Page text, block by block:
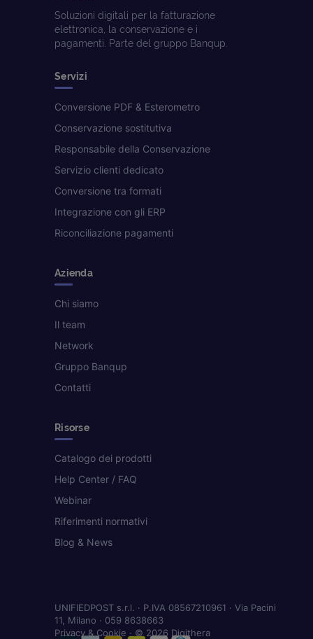
Soluzioni digitali per la fatturazione
elettronica, la conservazione e i
pagamenti. Parte del gruppo Banqup.
Servizi
Conversione PDF & Esterometro
Conservazione sostitutiva
Responsabile della Conservazione
Servizio clienti dedicato
Conversione tra formati
Integrazione con gli ERP
Riconciliazione pagamenti
Azienda
Chi siamo
Il team
Network
Gruppo Banqup
Contatti
Risorse
Catalogo dei prodotti
Help Center / FAQ
Webinar
Riferimenti normativi
Blog & News
UNIFIEDPOST s.r.l. · P.IVA 08567210961 · Via Pacini
11, Milano · 059 8638663
Privacy & Cookie · © 2026 Digithera